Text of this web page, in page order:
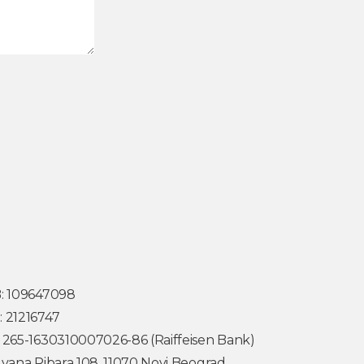
109647098
21216747
265-1630310007026-86 (Raiffeisen Bank)